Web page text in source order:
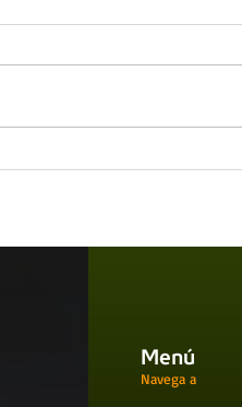
Menú
Navega a